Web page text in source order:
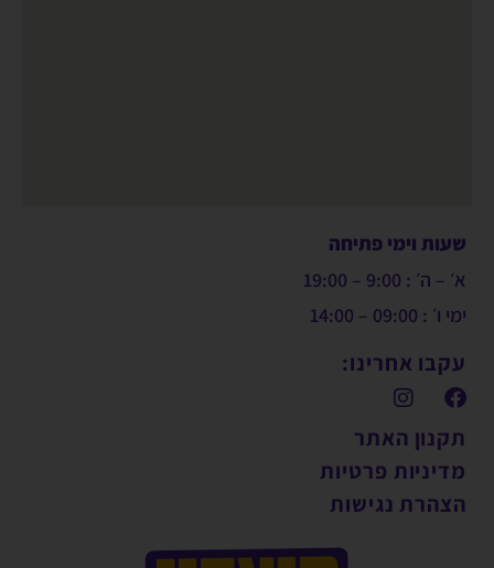
שעות וימי פתיחה
א׳ – ה׳ : 9:00 – 19:00
ימי ו׳ : 09:00 – 14:00
עקבו אחרינו:
תקנון האתר
מדיניות פרטיות
הצהרת נגישות